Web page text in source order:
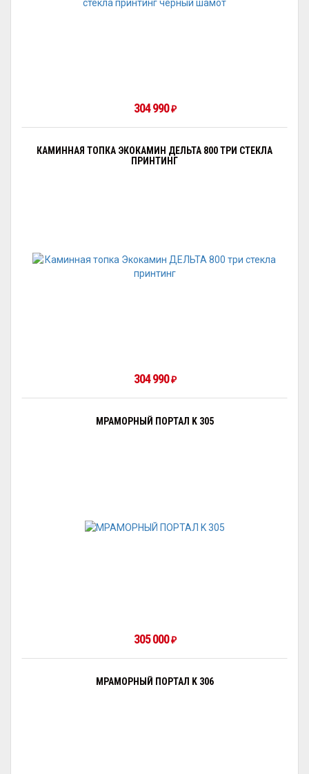
304 990 ₽
КАМИННАЯ ТОПКА ЭКОКАМИН ДЕЛЬТА 800 ТРИ СТЕКЛА
ПРИНТИНГ
304 990 ₽
МРАМОРНЫЙ ПОРТАЛ K 305
305 000 ₽
МРАМОРНЫЙ ПОРТАЛ K 306